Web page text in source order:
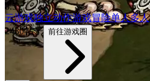
8.5
云游戏独立动作游戏冒险单人多人
2430帖子 前往游戏圈